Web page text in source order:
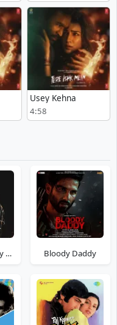
Usey Kehna
4:58
Bloodline (Purity Matters) Bloody Daddy